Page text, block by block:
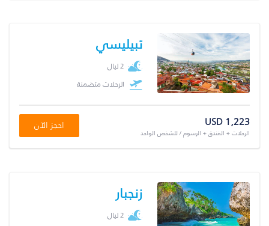
تبيليسي
2 ليال
الرحلات متضمنة
USD 1,223
الرحلات + الفندق + الرسوم / للشخص الواحد
احجز الآن
زنجبار
2 ليال